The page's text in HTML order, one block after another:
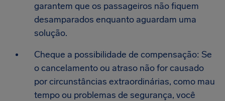
garantem que os passageiros não fiquem
desamparados enquanto aguardam uma
solução.
Cheque a possibilidade de compensação: Se
o cancelamento ou atraso não for causado
por circunstâncias extraordinárias, como mau
tempo ou problemas de segurança, você